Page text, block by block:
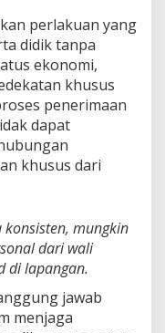
perlakuan yang
didik tanpa
ekonomi,
khusus
penerimaan
dapat
khusus dari
mungkin
dari wali
di lapangan.
jawab
menjaga